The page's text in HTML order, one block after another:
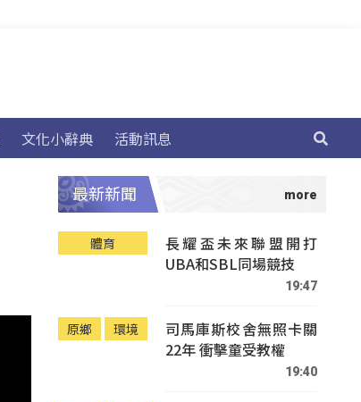
文化小辭典 活動訊息
最新新聞
體育
長耀盃未來聯盟開打
UBA和SBL同場競技
19:47
原鄉 環境
司馬庫斯校舍無照卡關
22年 衝擊童受教權
19:40